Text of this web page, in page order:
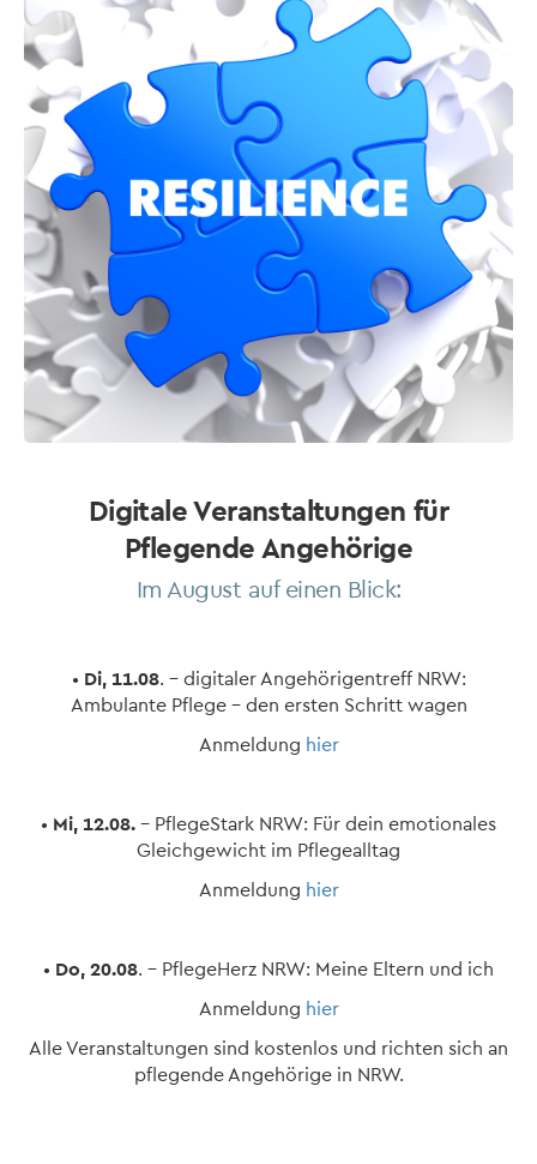
Digitale Veranstaltungen für
Pflegende Angehörige
Im August auf einen Blick:
• Di, 11.08. – digitaler Angehörigentreff NRW:
Ambulante Pflege – den ersten Schritt wagen
Anmeldung hier
• Mi, 12.08. – PflegeStark NRW: Für dein emotionales
Gleichgewicht im Pflegealltag
Anmeldung hier
• Do, 20.08. – PflegeHerz NRW: Meine Eltern und ich
Anmeldung hier
Alle Veranstaltungen sind kostenlos und richten sich an
pflegende Angehörige in NRW.